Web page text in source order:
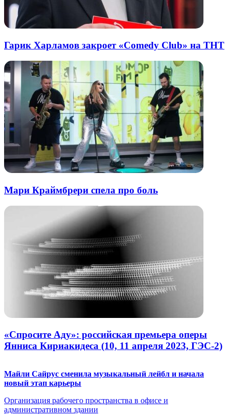
Гарик Харламов закроет «Comedy Club» на ТНТ
Мари Краймбрери спела про боль
«Спросите Аду»: российская премьера оперы
Янниса Кириакидеса (10, 11 апреля 2023, ГЭС-2)
Майли Сайрус сменила музыкальный лейбл и начала
новый этап карьеры
Организация рабочего пространства в офисе и
административном здании